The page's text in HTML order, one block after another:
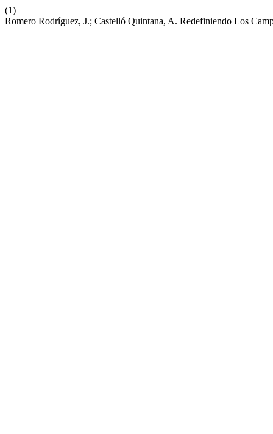
(1)
Romero Rodríguez, J.; Castelló Quintana, A. Redefiniendo Los